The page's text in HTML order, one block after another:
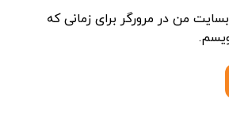
من در مرورگر برای زمانی که